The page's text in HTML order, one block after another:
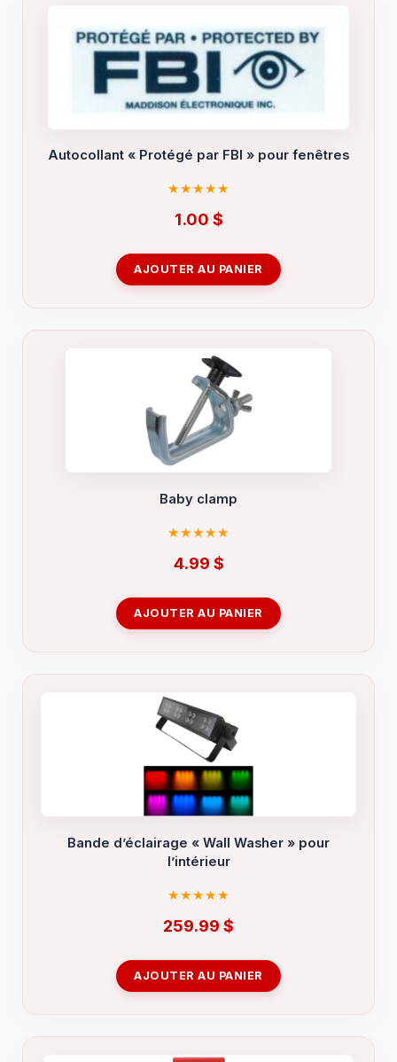
Autocollant « Protégé par FBI » pour fenêtres
1.00 $
AJOUTER AU PANIER
Baby clamp
4.99 $
AJOUTER AU PANIER
Bande d’éclairage « Wall Washer » pour
l’intérieur
259.99 $
AJOUTER AU PANIER